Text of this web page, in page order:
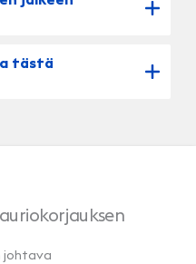
tästä
johtava